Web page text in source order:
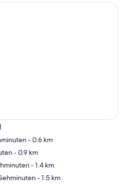
Karte- 0.6 km
- 0.9 km
- 1.4 km
- 1.5 km